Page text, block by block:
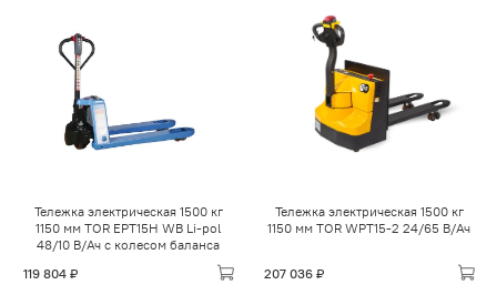
Тележка электрическая 1500 кг
1150 мм TOR EPT15H WB Li-pol
48/10 В/Ач с колесом баланса
119 804 ₽
Тележка электрическая 1500 кг
1150 мм TOR WPT15-2 24/65 В/Ач
207 036 ₽